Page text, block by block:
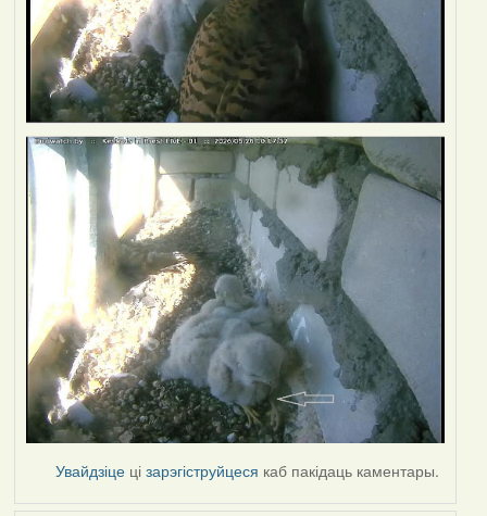
Увайдзіце цізарэгіструйцеся каб пакідаць каментары.